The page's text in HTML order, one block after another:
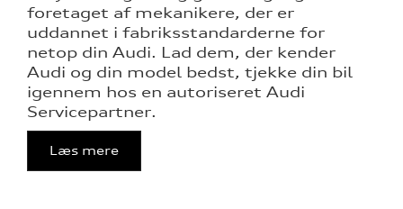
foretaget af mekanikere, der er
uddannet i fabriksstandarderne for
netop din Audi. Lad dem, der kender
Audi og din model bedst, tjekke din bil
igennem hos en autoriseret Audi
Servicepartner.
Læs mere